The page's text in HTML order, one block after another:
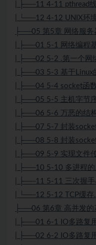
| ├──11 4-11 pthread
| └──12 4-12 UNIX环
├──05 第5章 网络服务
| ├──01 5-1 网络编程
| ├──02 5-2 .第一个网
| ├──03 5-3 基于Linux
| ├──04 5-4 socket函
| ├──05 5-5 主机字节
| ├──06 5-6 万恶的结
| ├──07 5-7 封装
| ├──08 5-8 封装
| ├──09 5-9 实现文件
| ├──10 5-10 多进程
| ├──11 5-11 三次握
| └──12 5-12
TCP缓存
├──06 第6章 高并发的
| ├──01 6-1 IO多路复
| ├──02 6-2 IO多路复